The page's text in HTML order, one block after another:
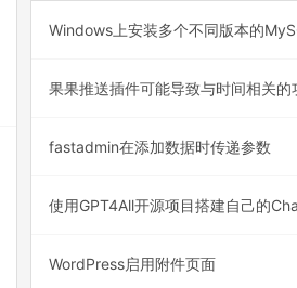
Windows上安装多个不同版本的
果果推送插件可能导致与时间相关的
fastadmin在添加数据时传递参数
使用GPT4All开源项目搭建自己的
WordPress启用附件页面